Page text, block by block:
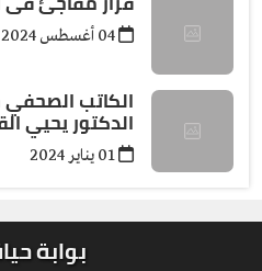
الكاتب
الدكتور يحيي
بوابة